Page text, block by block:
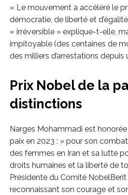
« Le mouvement a accéléré le
démocratie, de liberté et
« irréversible » explique-t-elle,
impitoyable (des centaines de
des milliers d’arrestations depuis
Prix Nobel de la
distinctions
Narges Mohammadi est
paix en 2023 : » pour son
des femmes en Iran et sa lutte
droits humaines et la liberté de
Présidente du Comité NobelBerit
reconnaissant son courage et